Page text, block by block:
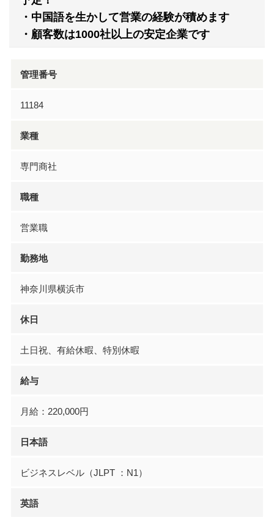
・中国語を生かして営業の経験が積めます
・顧客数は1000社以上の安定企業です
管理番号
11184
業種
専門商社
職種
営業職
勤務地
神奈川県横浜市
休日
土日祝、有給休暇、特別休暇
給与
月給：220,000円
日本語
ビジネスレベル（JLPT ：N1）
英語